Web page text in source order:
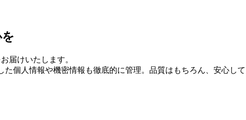
届けいたします。
個人情報や機密情報も徹底的に管理。品質はもちろん、安心し